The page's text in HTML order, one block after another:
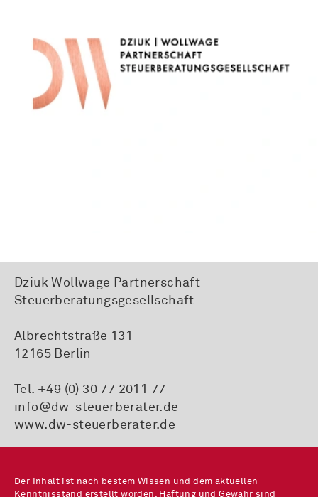
Dziuk Wollwage Partnerschaft
Steuerberatungsgesellschaft
Albrechtstraße 131
12165 Berlin
Tel. +49 (0) 30 77 2011 77
info@dw-steuerberater.de
www.dw-steuerberater.de
Der Inhalt ist nach bestem Wissen und dem aktuellen
Kenntnisstand erstellt worden. Haftung und Gewähr sind